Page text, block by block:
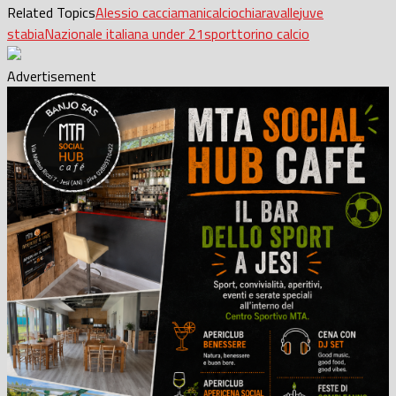
Related TopicsAlessio cacciamanicalciochiaravallejuve
stabiaNazionale italiana under 21sporttorino calcio
Advertisement